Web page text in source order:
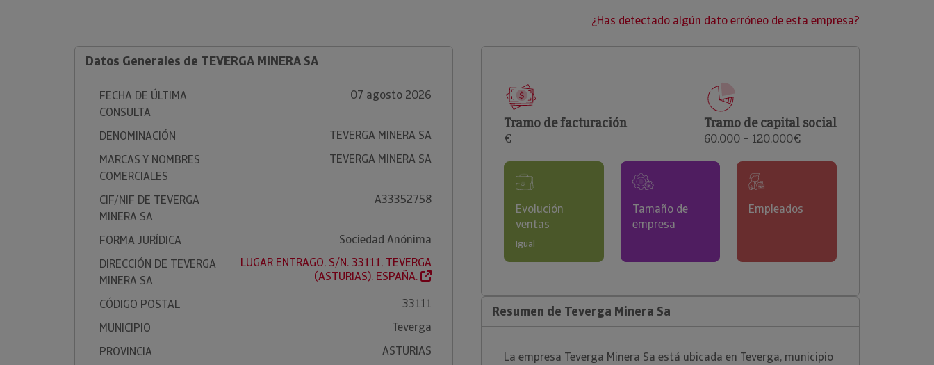
clientes.
¿Has detectado algún dato erróneo de esta empresa?
Datos Generales de TEVERGA MINERA SA
FECHA DE ÚLTIMA
CONSULTA
07 agosto 2026
DENOMINACIÓN
TEVERGA MINERA SA
MARCAS Y NOMBRES
COMERCIALES
TEVERGA MINERA SA
CIF/NIF DE TEVERGA
MINERA SA
A33352758
FORMA JURÍDICA
Sociedad Anónima
DIRECCIÓN DE TEVERGA
MINERA SA
LUGAR ENTRAGO, S/N. 33111, TEVERGA
(ASTURIAS). ESPAÑA.
CÓDIGO POSTAL
33111
MUNICIPIO
Teverga
PROVINCIA
ASTURIAS
Tramo de facturación
€
Tramo de capital social
60.000 – 120.000€
Evolución
ventas
Igual
Tamaño de
empresa
Empleados
Resumen de Teverga Minera Sa
La empresa Teverga Minera Sa está ubicada en Teverga, municipio